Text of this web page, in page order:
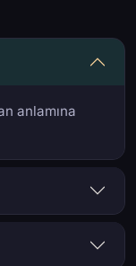
anlamına